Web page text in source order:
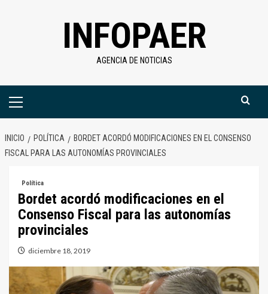
INFOPAER
AGENCIA DE NOTICIAS
Menú
INICIO POLÍTICA
BORDET ACORDÓ MODIFICACIONES EN EL CONSENSO
FISCAL PARA LAS AUTONOMÍAS PROVINCIALES
Política
Bordet acordó modificaciones en el
Consenso Fiscal para las autonomías
provinciales
diciembre 18, 2019